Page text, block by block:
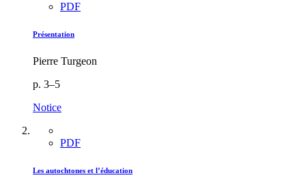
PDF
Présentation
Pierre Turgeon
p. 3–5
Notice
PDF
Les autochtones et l’éducation